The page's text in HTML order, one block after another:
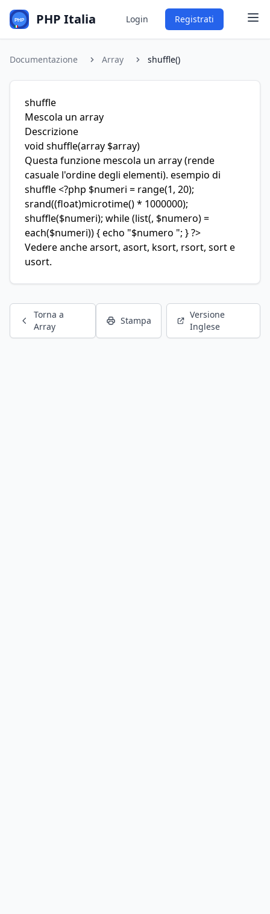
PHP Italia Login Registrati
Documentazione Array shuffle()
shuffle
Mescola un array
Descrizione
void shuffle(array $array)
Questa funzione mescola un array (rende
casuale l'ordine degli elementi). esempio di
shuffle <?php $numeri = range(1, 20);
srand((float)microtime() * 1000000);
shuffle($numeri); while (list(, $numero) =
each($numeri)) { echo "$numero "; } ?>
Vedere anche arsort, asort, ksort, rsort, sort e
usort.
Torna a
Array
Stampa
Versione
Inglese